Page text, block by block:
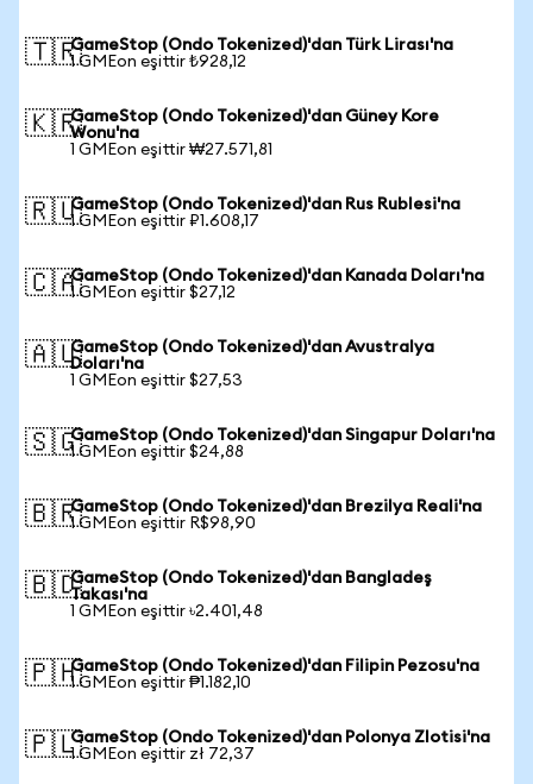
🇹🇷GameStop (Ondo Tokenized)'dan Türk Lirası'na
1 GMEon eşittir ₺928,12
🇰🇷GameStop (Ondo Tokenized)'dan Güney Kore
Wonu'na
1 GMEon eşittir ₩27.571,81
🇷🇺GameStop (Ondo Tokenized)'dan Rus Rublesi'na
1 GMEon eşittir ₽1.608,17
🇨🇦GameStop (Ondo Tokenized)'dan Kanada Doları'na
1 GMEon eşittir $27,12
🇦🇺GameStop (Ondo Tokenized)'dan Avustralya
Doları'na
1 GMEon eşittir $27,53
🇸🇬GameStop (Ondo Tokenized)'dan Singapur Doları'na
1 GMEon eşittir $24,88
🇧🇷GameStop (Ondo Tokenized)'dan Brezilya Reali'na
1 GMEon eşittir R$98,90
🇧🇩GameStop (Ondo Tokenized)'dan Bangladeş
Takası'na
1 GMEon eşittir ৳2.401,48
🇵🇭GameStop (Ondo Tokenized)'dan Filipin Pezosu'na
1 GMEon eşittir ₱1.182,10
🇵🇱GameStop (Ondo Tokenized)'dan Polonya Zlotisi'na
1 GMEon eşittir zł 72,37